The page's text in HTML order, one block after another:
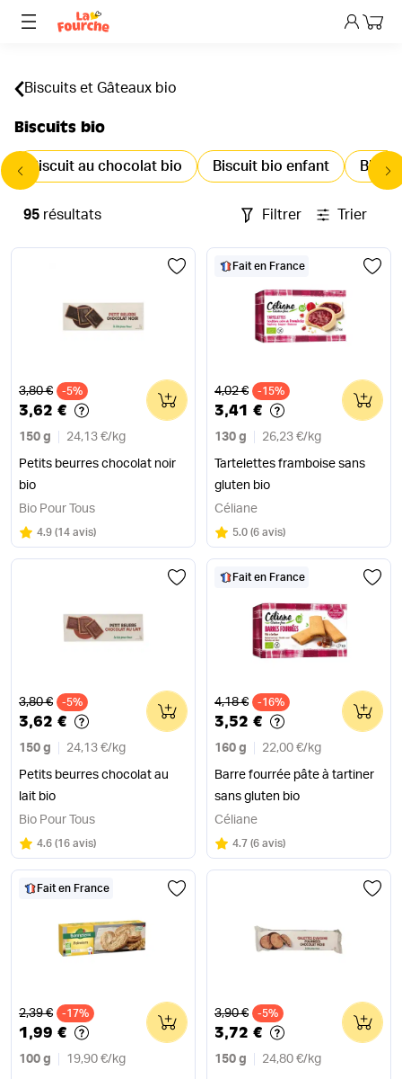
Mon
Biscuits et Gâteaux bio
Biscuits bio
Biscuit au chocolat bio Biscuit bio enfant
95 résultats Filtrer Trier
Ancien prix
3,80 € -5%
3,62 €
150 g 24,13 €/ kg
Petits beurres chocolat noir
bio
0
Bio Pour Tous
Note
4.9 sur 5
(14 avis)
Fait en France
Ancien prix
4,02 € -15%
3,41 €
130 g 26,23 €/ kg
Tartelettes framboise sans
gluten bio
0
Céliane
Note
5.0 sur 5
(6 avis)
Ancien prix
3,80 € -5%
3,62 €
150 g 24,13 €/ kg
Petits beurres chocolat au
lait bio
0
Bio Pour Tous
Note
4.6 sur 5
(16 avis)
Fait en France
Ancien prix
4,18 € -16%
3,52 €
160 g 22,00 €/ kg
Barre fourrée pâte à tartiner
sans gluten bio
0
Céliane
Note
4.7 sur 5
(6 avis)
Fait en France
Ancien prix
2,39 € -17%
1,99 €
100 g 19,90 €/ kg
0 Ancien prix
3,90 € -5%
3,72 €
150 g 24,80 €/ kg
0